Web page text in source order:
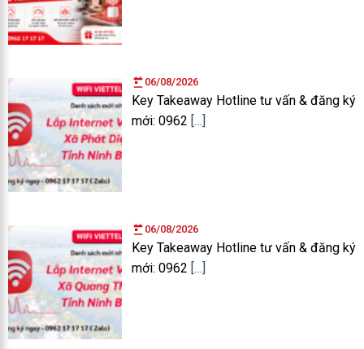
06/08/2026
Key Takeaway Hotline tư vấn & đăng ký
mới: 0962 […]
06/08/2026
Key Takeaway Hotline tư vấn & đăng ký
mới: 0962 […]